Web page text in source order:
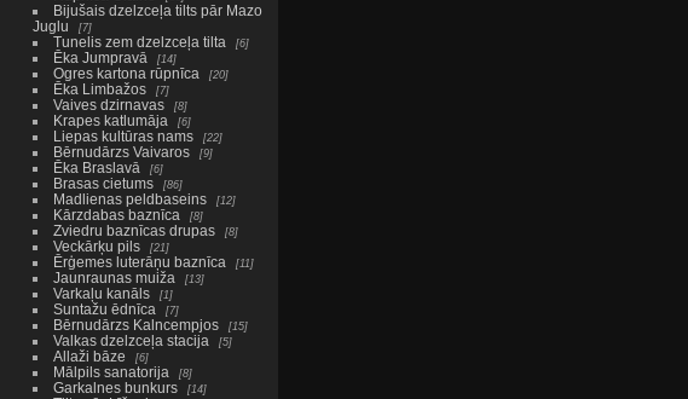
Bijušais dzelzceļa tilts pār Mazo
Juglu
7
Tunelis zem dzelzceļa tilta 6
Ēka Jumpravā 14
Ogres kartona rūpnīca 20
Ēka Limbažos 7
Vaives dzirnavas 8
Krapes katlumāja 6
Liepas kultūras nams 22
Bērnudārzs Vaivaros 9
Ēka Braslavā 6
Brasas cietums 86
Madlienas peldbaseins 12
Kārzdabas baznīca 8
Zviedru baznīcas drupas 8
Veckārķu pils 21
Ērģemes luterāņu baznīca 11
Jaunraunas muiža 13
Varkaļu kanāls 1
Suntažu ēdnīca 7
Bērnudārzs Kalncempjos 15
Valkas dzelzceļa stacija 5
Allaži bāze 6
Mālpils sanatorija 8
Garkalnes bunkurs 14